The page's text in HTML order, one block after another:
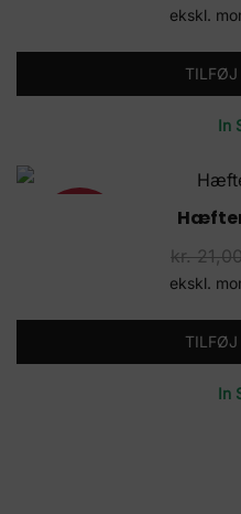
ekskl.
TILFØJ
In
kr.
ekskl.
TILFØJ
In